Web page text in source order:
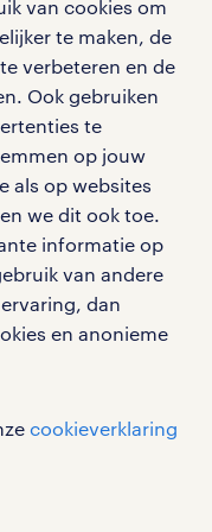
van cookies om
te maken, de
verbeteren en de
Ook gebruiken
te
op jouw
als op websites
we dit ook toe.
informatie op
van andere
dan
en anonieme
cookieverklaring
omtrent